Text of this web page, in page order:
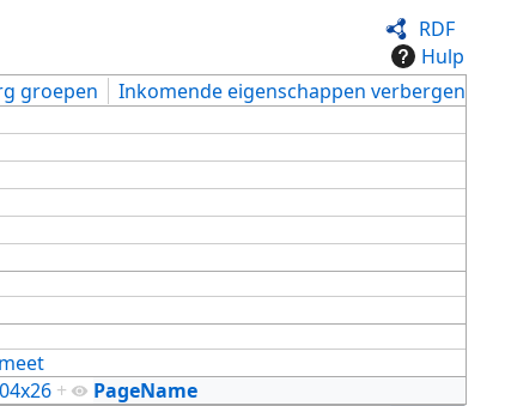
RDF
Hulp
groepen
Inkomende eigenschappen verbergen
PageName
+